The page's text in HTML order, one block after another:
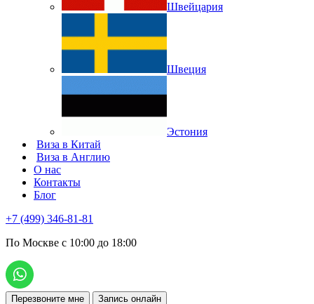
Швейцария
Швеция
Эстония
Виза в Китай
Виза в Англию
О нас
Контакты
Блог
+7 (499) 346-81-81
По Москве с 10:00 до 18:00
Перезвоните мне Запись онлайн